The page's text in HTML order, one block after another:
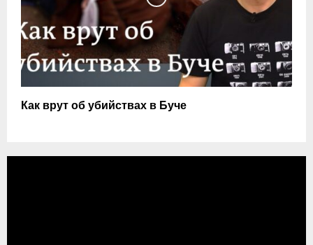
Как врут об убийствах в Буче